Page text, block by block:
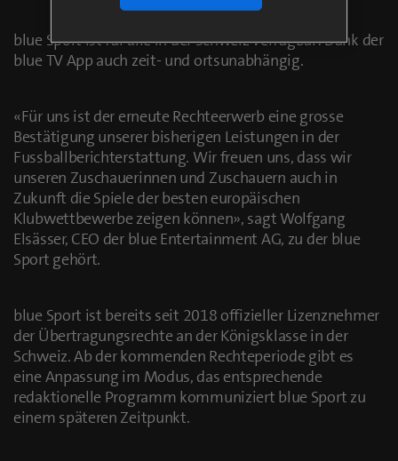
blue Sport ist für alle in der Schweiz verfügbar: Dank der
blue TV App auch zeit- und ortsunabhängig.
«Für uns ist der erneute Rechteerwerb eine grosse
Bestätigung unserer bisherigen Leistungen in der
Fussballberichterstattung. Wir freuen uns, dass wir
unseren Zuschauerinnen und Zuschauern auch in
Zukunft die Spiele der besten europäischen
Klubwettbewerbe zeigen können», sagt Wolfgang
Elsässer, CEO der blue Entertainment AG, zu der blue
Sport gehört.
blue Sport ist bereits seit 2018 offizieller Lizenznehmer
der Übertragungsrechte an der Königsklasse in der
Schweiz. Ab der kommenden Rechteperiode gibt es
eine Anpassung im Modus, das entsprechende
redaktionelle Programm kommuniziert blue Sport zu
einem späteren Zeitpunkt.